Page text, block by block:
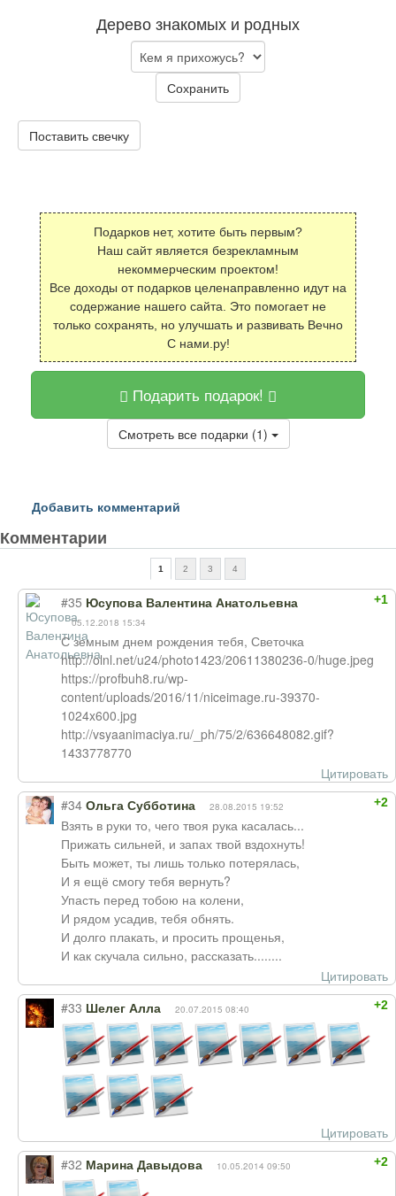
Дерево знакомых и родных
Сохранить
Поставить свечку
Подарков нет, хотите быть первым?
Наш сайт является безрекламным
некоммерческим проектом!
Все доходы от подарков целенаправленно идут на
содержание нашего сайта. Это помогает не
только сохранять, но улучшать и развивать Вечно
С нами.ру!
Подарить подарок!
Смотреть все подарки (1)
Добавить комментарий
Комментарии
1 2 3 4
+1
#35 Юсупова Валентина Анатольевна
05.12.2018 15:34
С земным днем рождения тебя, Светочка
http://olnl.net/u24/photo1423/20611380236-0/huge.jpeg
https://profbuh8.ru/wp-
content/uploads/2016/11/niceimage.ru-39370-
1024x600.jpg
http://vsyaanimaciya.ru/_ph/75/2/636648082.gif?
1433778770
Цитировать
+2
#34 Ольга Субботина 28.08.2015 19:52
Взять в руки то, чего твоя рука касалась...
Прижать сильней, и запах твой вздохнуть!
Быть может, ты лишь только потерялась,
И я ещё смогу тебя вернуть?
Упасть перед тобою на колени,
И рядом усадив, тебя обнять.
И долго плакать, и просить прощенья,
И как скучала сильно, рассказать........
Цитировать
+2
#33 Шелег Алла 20.07.2015 08:40
Цитировать
+2
#32 Марина Давыдова 10.05.2014 09:50